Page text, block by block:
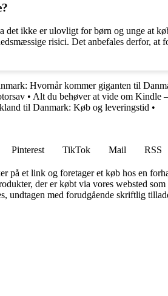
det ikke er ulovligt for børn og unge at
risici. Det anbefales derfor,
Hvornår kommer giganten til
• Alt du behøver at vide om Kindle
til Danmark: Køb og leveringstid •
Pinterest TikTok Mail
RSS
på et link og foretager et køb hos en
der er købt via vores websted
undtagen med forudgående skriftlig